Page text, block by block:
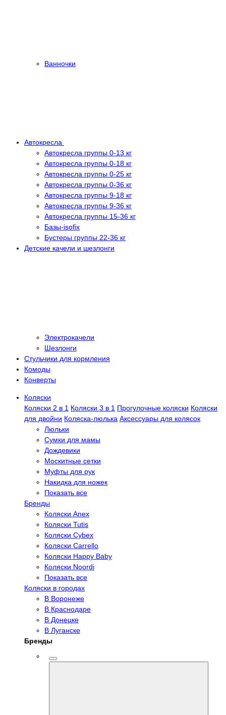
Ванночки
Автокресла
Автокресла группы 0-13 кг
Автокресла группы 0-18 кг
Автокресла группы 0-25 кг
Автокресла группы 0-36 кг
Автокресла группы 9-18 кг
Автокресла группы 9-36 кг
Автокресла группы 15-36 кг
Базы-isofix
Бустеры группы 22-36 кг
Детские качели и шезлонги
Электрокачели
Шезлонги
Стульчики для кормления
Комоды
Конверты
Коляски
Коляски 2 в 1 Коляски 3 в 1 Прогулочные коляски Коляски
для двойни Коляска-люлька Аксессуары для колясок
Люльки
Сумки для мамы
Дождевики
Москитные сетки
Муфты для рук
Накидка для ножек
Показать все
Бренды
Коляски Anex
Коляски Tutis
Коляски Cybex
Коляски Carrello
Коляски Happy Baby
Коляски Noordi
Показать все
Коляски в городах
В Воронеже
В Краснодаре
В Донецке
В Луганске
Бренды